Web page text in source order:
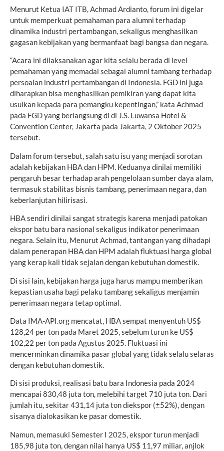
Menurut Ketua IAT ITB, Achmad Ardianto, forum ini digelar
untuk memperkuat pemahaman para alumni terhadap
dinamika industri pertambangan, sekaligus menghasilkan
gagasan kebijakan yang bermanfaat bagi bangsa dan negara.
“Acara ini dilaksanakan agar kita selalu berada di level
pemahaman yang memadai sebagai alumni tambang terhadap
persoalan industri pertambangan di Indonesia. FGD ini juga
diharapkan bisa menghasilkan pemikiran yang dapat kita
usulkan kepada para pemangku kepentingan,” kata Achmad
pada FGD yang berlangsung di di J.S. Luwansa Hotel &
Convention Center, Jakarta pada Jakarta, 2 Oktober 2025
tersebut.
Dalam forum tersebut, salah satu isu yang menjadi sorotan
adalah kebijakan HBA dan HPM. Keduanya dinilai memiliki
pengaruh besar terhadap arah pengelolaan sumber daya alam,
termasuk stabilitas bisnis tambang, penerimaan negara, dan
keberlanjutan hilirisasi.
HBA sendiri dinilai sangat strategis karena menjadi patokan
ekspor batu bara nasional sekaligus indikator penerimaan
negara. Selain itu, Menurut Achmad, tantangan yang dihadapi
dalam penerapan HBA dan HPM adalah fluktuasi harga global
yang kerap kali tidak sejalan dengan kebutuhan domestik.
Di sisi lain, kebijakan harga juga harus mampu memberikan
kepastian usaha bagi pelaku tambang sekaligus menjamin
penerimaan negara tetap optimal.
Data IMA-API.org mencatat, HBA sempat menyentuh US$
128,24 per ton pada Maret 2025, sebelum turun ke US$
102,22 per ton pada Agustus 2025. Fluktuasi ini
mencerminkan dinamika pasar global yang tidak selalu selaras
dengan kebutuhan domestik.
Di sisi produksi, realisasi batu bara Indonesia pada 2024
mencapai 830,48 juta ton, melebihi target 710 juta ton. Dari
jumlah itu, sekitar 431,14 juta ton diekspor (±52%), dengan
sisanya dialokasikan ke pasar domestik.
Namun, memasuki Semester I 2025, ekspor turun menjadi
185,98 juta ton, dengan nilai hanya US$ 11,97 miliar, anjlok